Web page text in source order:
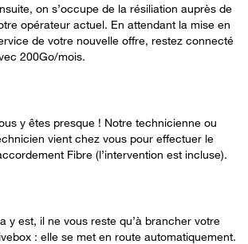
on s’occupe de la résiliation auprès de
opérateur actuel. En attendant la mise en
de votre nouvelle offre, restez connecté
200Go/mois.
y êtes presque ! Notre technicienne ou
vient chez vous pour effectuer le
Fibre (l’intervention est incluse).
y est, il ne vous reste qu’à brancher votre
: elle se met en route automatiquement.